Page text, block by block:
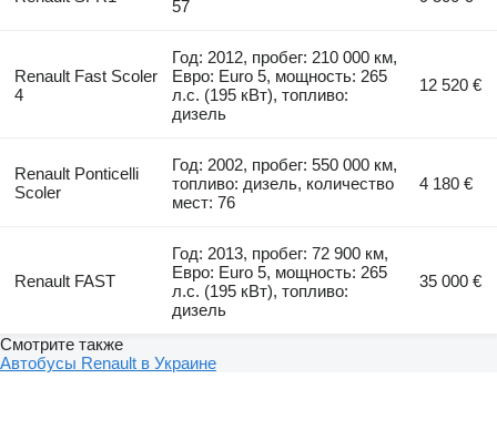
57
Renault Fast Scoler
4
Год: 2012, пробег: 210 000 км,
Евро: Euro 5, мощность: 265
л.с. (195 кВт), топливо:
дизель
12 520 €
Renault Ponticelli
Scoler
Год: 2002, пробег: 550 000 км,
топливо: дизель, количество
мест: 76
4 180 €
Renault FAST
Год: 2013, пробег: 72 900 км,
Евро: Euro 5, мощность: 265
л.с. (195 кВт), топливо:
дизель
35 000 €
Смотрите также
Автобусы Renault в Украине